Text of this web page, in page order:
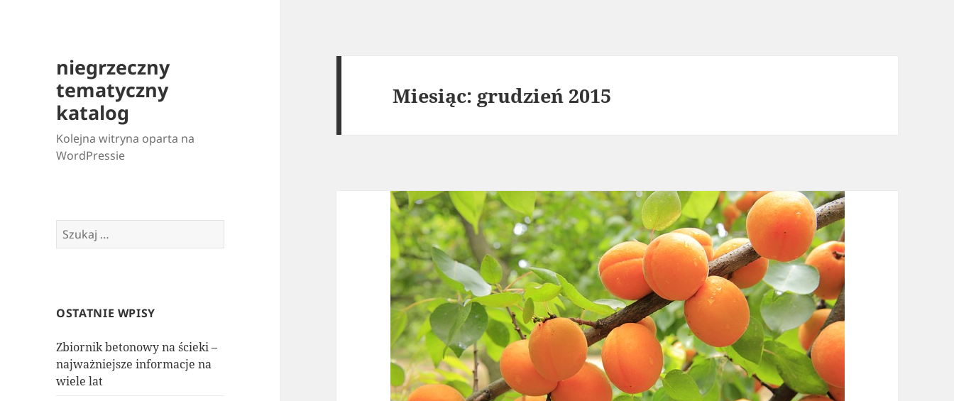
niegrzeczny
tematyczny
katalog
Kolejna witryna oparta na
WordPressie
Szukaj:
OSTATNIE WPISY
Zbiornik betonowy na ścieki –
najważniejsze informacje na
wiele lat
Miesiąc: grudzień 2015